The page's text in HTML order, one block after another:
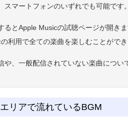
マートフォンのいずれでも可能です。
るとApple Musicの試聴ページが開きま
の利用で全ての楽曲を楽しむことができ
や、一般配信されていない楽曲につい
リアで流れているBGM